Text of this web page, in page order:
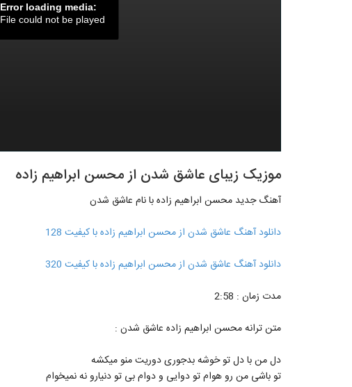
Error loading media:
File could not be played
موزیک زیبای عاشق شدن از محسن ابراهیم زاده
آهنگ جدید محسن ابراهیم زاده با نام عاشق شدن
دانلود آهنگ عاشق شدن از محسن ابراهیم زاده با کیفیت 128
دانلود آهنگ عاشق شدن از محسن ابراهیم زاده با کیفیت 320
مدت زمان : 2:58
متن ترانه محسن ابراهیم زاده عاشق شدن :
دل من با دل تو خوشه بدجوری دوریت منو میکشه
تو باشی من رو هوام تو دوایی و دوام بی تو دنیارو نه نمیخوام